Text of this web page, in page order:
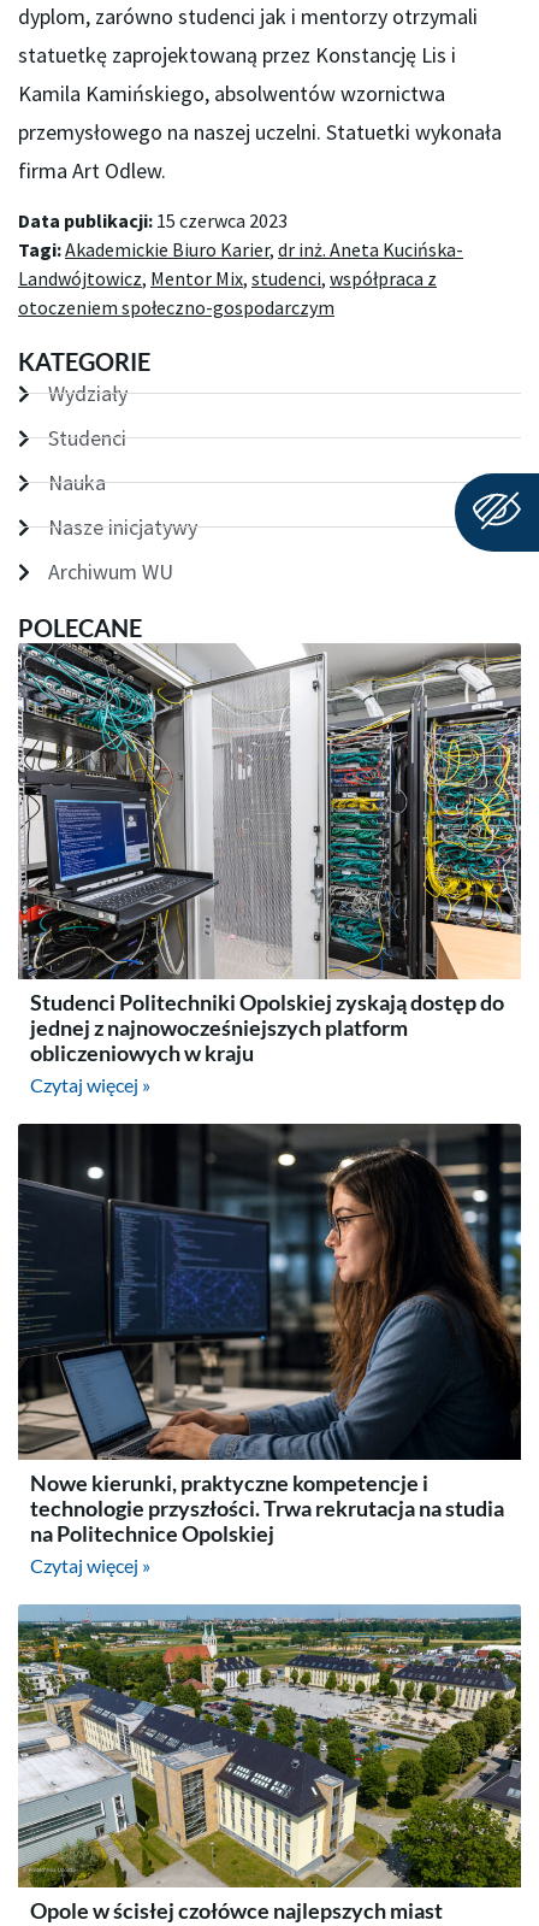
dyplom, zarówno studenci jak i mentorzy otrzymali
statuetkę zaprojektowaną przez Konstancję Lis i
Kamila Kamińskiego, absolwentów wzornictwa
przemysłowego na naszej uczelni. Statuetki wykonała
firma Art Odlew.
Data publikacji: 15 czerwca 2023
Tagi:Akademickie Biuro Karier, dr inż. Aneta Kucińska-
Landwójtowicz, Mentor Mix, studenci, współpraca z
otoczeniem społeczno-gospodarczym
KATEGORIE
Wydziały
Studenci
Nauka
Nasze inicjatywy
Archiwum WU
POLECANE
Studenci Politechniki Opolskiej zyskają dostęp do
jednej z najnowocześniejszych platform
obliczeniowych w kraju
Czytaj więcej »
Nowe kierunki, praktyczne kompetencje i
technologie przyszłości. Trwa rekrutacja na studia
na Politechnice Opolskiej
Czytaj więcej »
Opole w ścisłej czołówce najlepszych miast